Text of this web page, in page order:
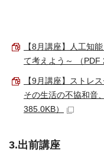
【8月講座】人工知
て考えよう～ （PDF
【9月講座】ストレ
その生活の不協和音
385.0KB）
3.出前講座